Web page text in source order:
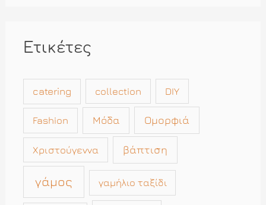
Ετικέτες
catering collection DIY
Fashion Μόδα Ομορφιά
Χριστούγεννα βάπτιση
γάμος γαμήλιο ταξίδι